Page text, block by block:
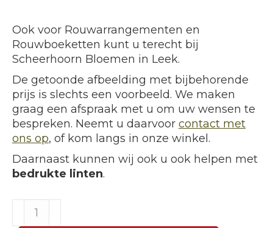
Ook voor Rouwarrangementen en
Rouwboeketten kunt u terecht bij
Scheerhoorn Bloemen in Leek.
De getoonde afbeelding met bijbehorende
prijs is slechts een voorbeeld. We maken
graag een afspraak met u om uw wensen te
bespreken. Neemt u daarvoor contact met
ons op, of kom langs in onze winkel.
Daarnaast kunnen wij ook u ook helpen met
bedrukte linten.
Bloemstuk
Rosé